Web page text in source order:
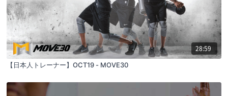
28:59
【日本人トレーナー】OCT19 - MOVE30